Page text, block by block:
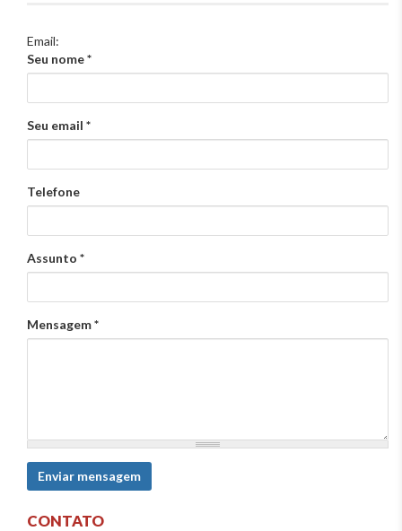
Email:
Seu nome*
Seu email *
Telefone
Assunto *
Mensagem*
Enviar mensagem
CONTATO